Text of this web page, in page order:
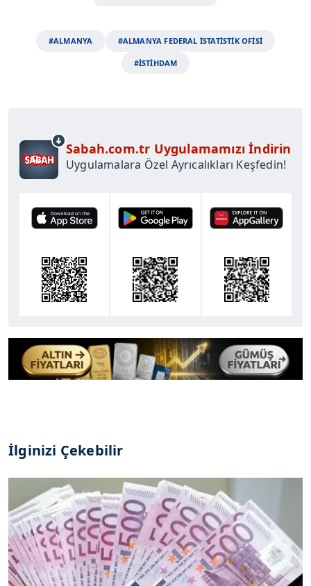
#ALMANYA #ALMANYA FEDERAL İSTATİSTİK OFİSİ
#İSTİHDAM
Sabah.com.tr Uygulamamızı İndirin
Uygulamalara Özel Ayrıcalıkları Keşfedin!
İlginizi Çekebilir